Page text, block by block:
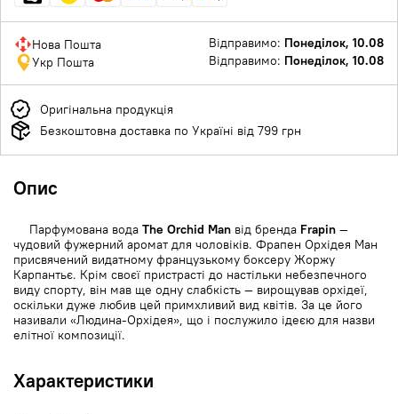
Нова Пошта Відправимо: Понеділок, 10.08
Укр Пошта
Відправимо: Понеділок, 10.08
Оригінальна продукція
Безкоштовна доставка по Україні від 799 грн
Опис
Парфумована вода The Orchid Man від бренда Frapin —
чудовий фужерний аромат для чоловіків. Фрапен Орхідея Ман
присвячений видатному французькому боксеру Жоржу
Карпантьє. Крім своєї пристрасті до настільки небезпечного
виду спорту, він мав ще одну слабкість — вирощував орхідеї,
оскільки дуже любив цей примхливий вид квітів. За це його
називали «Людина-Орхідея», що і послужило ідеєю для назви
елітної композиції.
Характеристики